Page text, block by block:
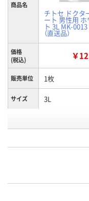
商品名
チトセ ドクタ
ート 男性用 ホ
ト 3L MK-
（直送品）
価格
(税込)
￥
販売単位 1枚
サイズ 3L